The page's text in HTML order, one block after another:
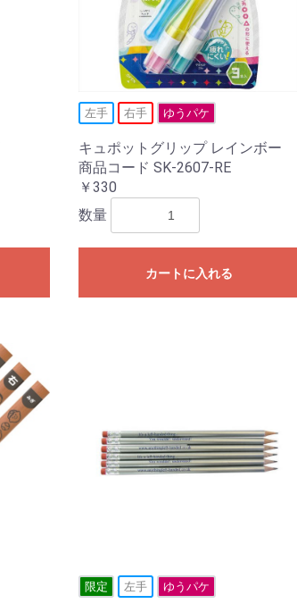
左手 右手 ゆうパケ
キュポットグリップ レインボー
商品コード SK-2607-RE
￥330
数量
カートに入れる
限定 左手 ゆうパケ